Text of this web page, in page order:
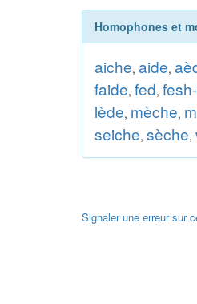
Homophones et
aiche, aide,
faide, fed,
lède, mèche,
seiche, sèche,
Signaler une erreur sur